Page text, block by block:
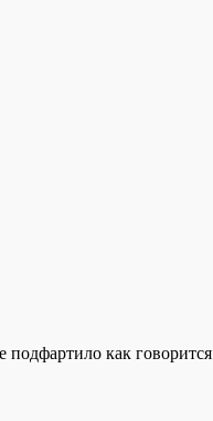
как говорится